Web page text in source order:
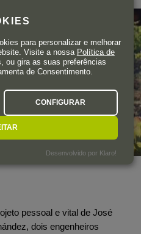
pessoal e vital de José
dois engenheiros
para personalizar e melhorar
Visite a nossa Política de
ou gira as suas preferências
de Consentimento.
CONFIGURAR
Desenvolvido por Klaro!